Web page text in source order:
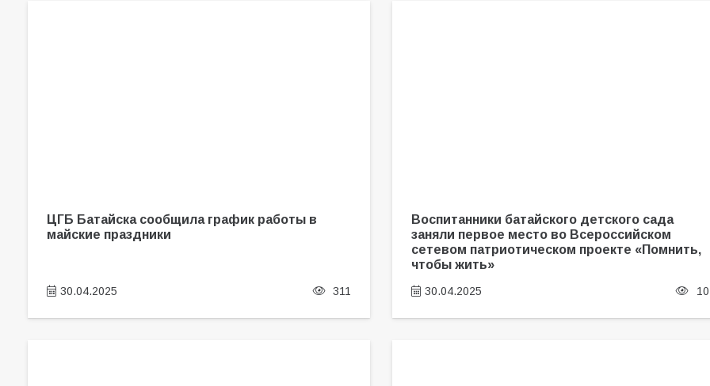
ЦГБ Батайска сообщила график работы в
майские праздники
30.04.2025 311
Воспитанники батайского детского сада
заняли первое место во Всероссийском
сетевом патриотическом проекте «Помнить,
чтобы жить»
30.04.2025